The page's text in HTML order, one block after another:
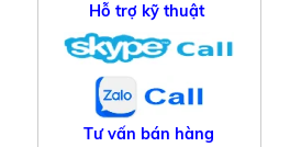
Hỗ trợ kỹ thuật
Tư vấn bán hàng